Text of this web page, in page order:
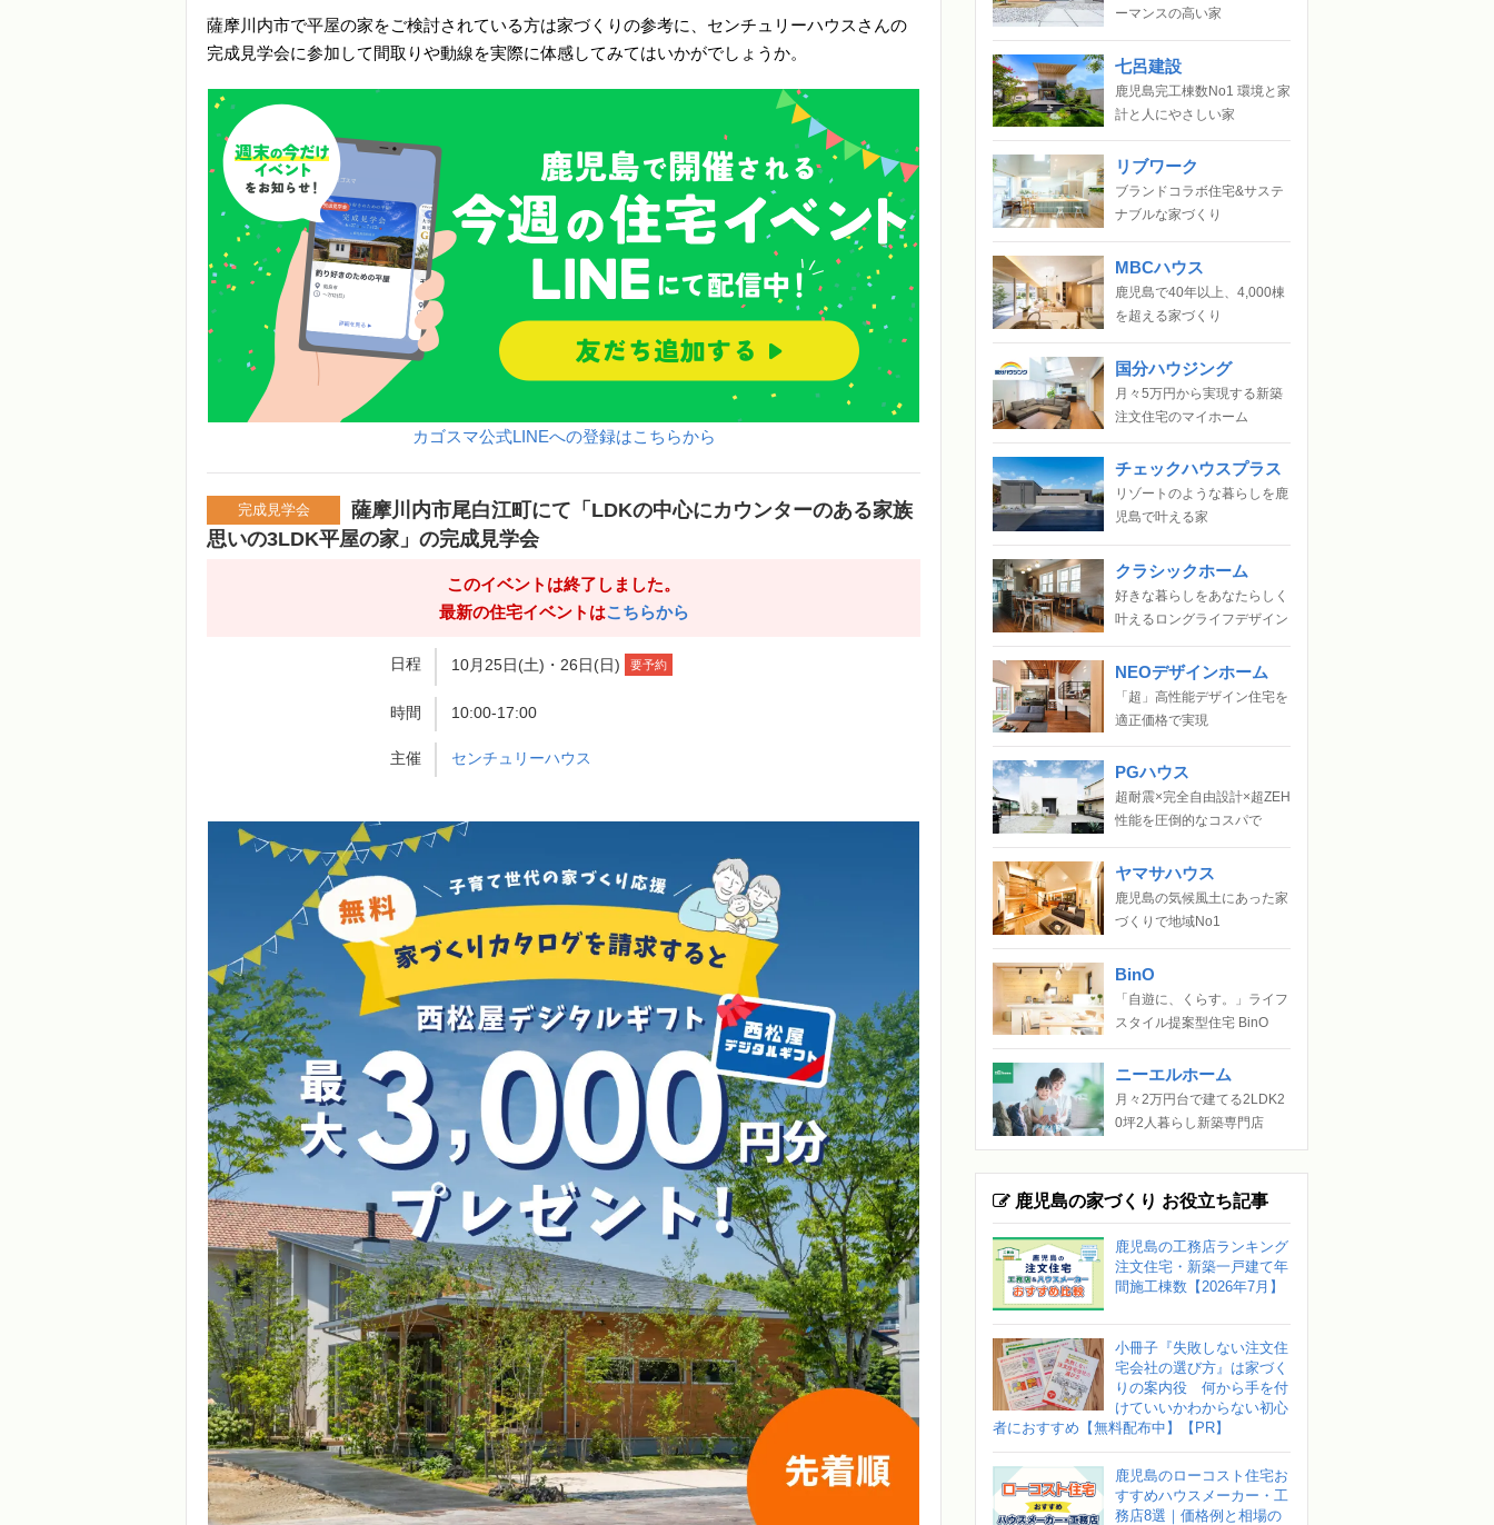
薩摩川内市で平屋の家をご検討されている方は家づくりの参考に、センチュリーハウスさんの
完成見学会に参加して間取りや動線を実際に体感してみてはいかがでしょうか。
カゴスマ公式LINEへの登録はこちらから
薩摩川内市尾白江町にて「LDKの中心にカウンターのある家族
思いの3LDK平屋の家」の完成見学会
このイベントは終了しました。
最新の住宅イベントはこちらから
日程 10月25日(土)・26日(日) 要予約
時間 10:00-17:00
主催 センチュリーハウス
完成見学会
ーマンスの高い家
七呂建設
鹿児島完工棟数No1 環境と家
計と人にやさしい家
リブワーク
ブランドコラボ住宅&サステ
ナブルな家づくり
MBCハウス
鹿児島で40年以上、4,000棟
を超える家づくり
国分ハウジング
月々5万円から実現する新築
注文住宅のマイホーム
チェックハウスプラス
リゾートのような暮らしを鹿
児島で叶える家
クラシックホーム
好きな暮らしをあなたらしく
叶えるロングライフデザイン
NEOデザインホーム
「超」高性能デザイン住宅を
適正価格で実現
PGハウス
超耐震×完全自由設計×超ZEH
性能を圧倒的なコスパで
ヤマサハウス
鹿児島の気候風土にあった家
づくりで地域No1
BinO
「自遊に、くらす。」ライフ
スタイル提案型住宅 BinO
ニーエルホーム
月々2万円台で建てる2LDK2
0坪2人暮らし新築専門店
鹿児島の家づくり お役立ち記事
鹿児島の工務店ランキング
注文住宅・新築一戸建て年
間施工棟数【2026年7月】
小冊子『失敗しない注文住
宅会社の選び方』は家づく
りの案内役 何から手を付
けていいかわからない初心
者におすすめ【無料配布中】【PR】
鹿児島のローコスト住宅お
すすめハウスメーカー・工
務店8選｜価格例と相場の